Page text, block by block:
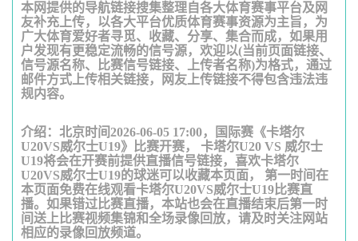
本网提供的导航链接搜集整理自各大体育赛事平台及网
友补充上传，以各大平台优质体育赛事资源为主旨，为
广大体育爱好者寻觅、收藏、分享、集合而成，如果用
户发现有更稳定流畅的信号源，欢迎以(当前页面链接、
信号源名称、比赛信号链接、上传者名称)为格式，通过
邮件方式上传相关链接，网友上传链接不得包含违法违
规内容。
介绍：北京时间2026-06-05 17:00，国际赛《卡塔尔
U20VS威尔士U19》比赛开赛， 卡塔尔U20 VS 威尔士
U19将会在开赛前提供直播信号链接，喜欢卡塔尔
U20VS威尔士U19的球迷可以收藏本页面， 第一时间在
本页面免费在线观看卡塔尔U20VS威尔士U19比赛直
播。如果错过比赛直播，本站也会在直播结束后第一时
间送上比赛视频集锦和全场录像回放，请及时关注网站
相应的录像回放频道。